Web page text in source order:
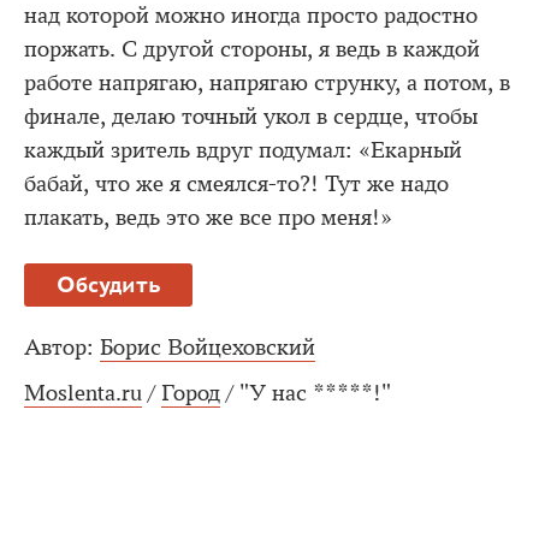
над которой можно иногда просто радостно
поржать. С другой стороны, я ведь в каждой
работе напрягаю, напрягаю струнку, а потом, в
финале, делаю точный укол в сердце, чтобы
каждый зритель вдруг подумал: «Екарный
бабай, что же я смеялся-то?! Тут же надо
плакать, ведь это же все про меня!»
Обсудить
Автор: Борис Войцеховский
Moslenta.ru / Город / "У нас *****!"